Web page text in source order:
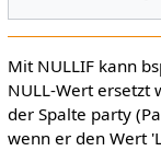
Mit NULLIF kann
NULL-Wert ersetzt
der Spalte party
wenn er den Wert